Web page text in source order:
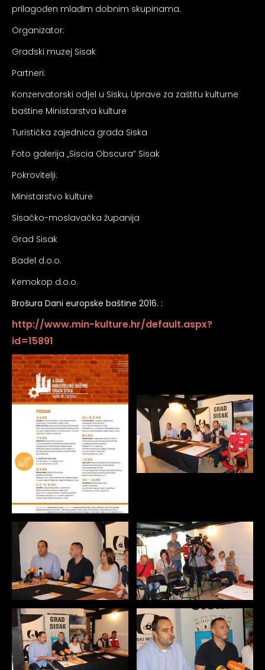
prilagođen mlađim dobnim skupinama.
Organizator:
Gradski muzej Sisak
Partneri:
Konzervatorski odjel u Sisku, Uprave za zaštitu kulturne
baštine Ministarstva kulture
Turistička zajednica grada Siska
Foto galerija „Siscia Obscura“ Sisak
Pokrovitelji:
Ministarstvo kulture
Sisačko-moslavačka županija
Grad Sisak
Badel d.o.o.
Kemokop d.o.o.
Brošura Dani europske baštine 2016. :
http://www.min-kulture.hr/default.aspx?
id=15891